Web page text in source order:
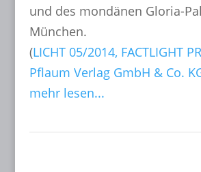
und des mondänen Gloria-
München.
(LICHT 05/2014, FACTLIGHT
Pflaum Verlag GmbH & Co.
mehr lesen...